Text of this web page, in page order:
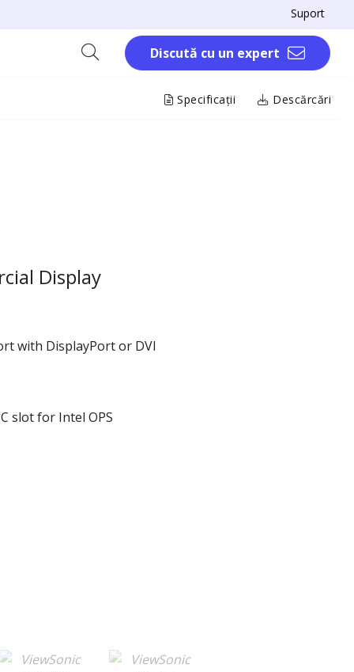
Suport
Discută cu un expert
Specificații Descărcări
Display
with DisplayPort or DVI
slot for Intel OPS